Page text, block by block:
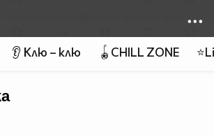
👂 Клю – клю 🪀CHILL ZONE